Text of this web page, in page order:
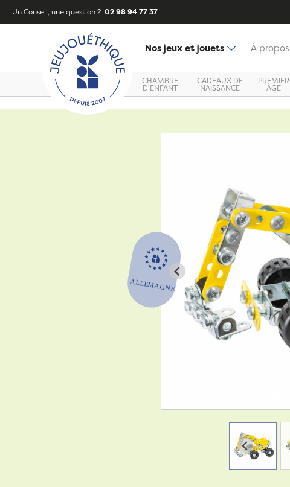
Un Conseil, une question ? 02 98 94 77 37
Nos jeux et jouets À propos
CHAMBRE
D'ENFANT
CADEAUX DE
NAISSANCE
PREMIER
ÂGE